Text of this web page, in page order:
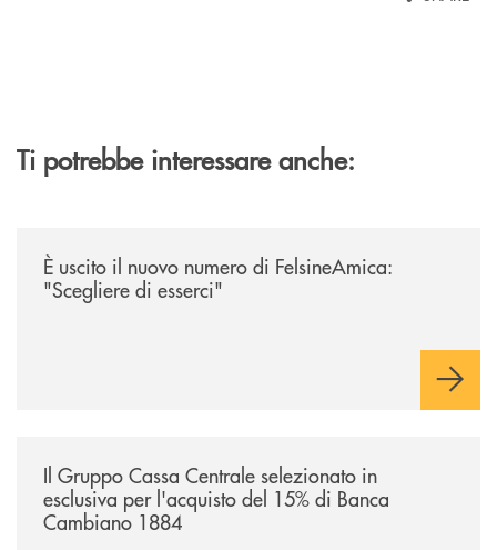
Ti potrebbe interessare anche:
È uscito il nuovo numero di FelsineAmica:
"Scegliere di esserci"
Il Gruppo Cassa Centrale selezionato in
esclusiva per l'acquisto del 15% di Banca
Cambiano 1884